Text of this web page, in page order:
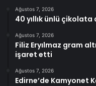
Ağustos 7, 2026
40 yıllık ünlü
Ağustos 7, 2026
Filiz Eryılmaz gram
işaret etti
Ağustos 7, 2026
Edirne’de Kamyonet